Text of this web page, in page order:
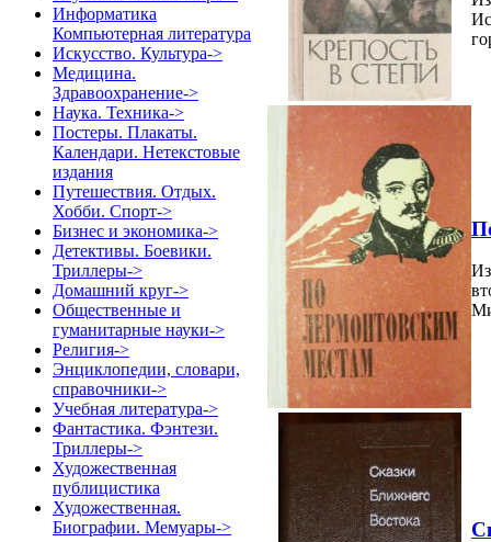
Информатика
Компьютерная литература
Искусство. Культура->
Медицина.
Здравоохранение->
Наука. Техника->
Постеры. Плакаты.
Календари. Нетекстовые
издания
Путешествия. Отдых.
Хобби. Спорт->
Бизнес и экономика->
Детективы. Боевики.
Триллеры->
Домашний круг->
Общественные и
гуманитарные науки->
Религия->
Энциклопедии, словари,
справочники->
Учебная литература->
Фантастика. Фэнтези.
Триллеры->
Художественная
публицистика
Художественная.
Биографии. Мемуары->